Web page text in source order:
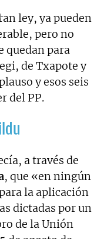
ley, ya pueden
pero no
quedan para
de Txapote y
y esos seis
del PP.
a través de
, que «en ningún
la aplicación
dictadas por un
de la Unión